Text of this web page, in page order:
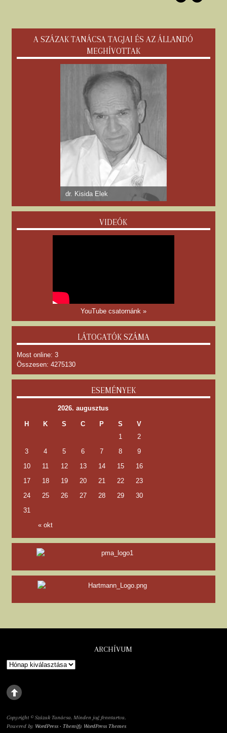
A SZÁZAK TANÁCSA TAGJAI ÉS AZ ÁLLANDÓ
MEGHÍVOTTAK
dr. Kisida Elek
VIDEÓK
YouTube csatornánk »
LÁTOGATÓK SZÁMA
Most online: 3
Összesen: 4275130
ESEMÉNYEK
2026. augusztus
H K S C P S V
« okt
1
2
3
4 5 6 7 8
9
10
11 12 13 14 15
16
17
18 19 20 21 22
23
24
25 26 27 28 29
30
31
ARCHÍVUM
Copyright © Százak Tanácsa. Minden jog fenntartva.
Powered by WordPress •Themify WordPress Themes